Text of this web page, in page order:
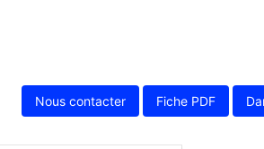
Nous contacter Fiche PDF